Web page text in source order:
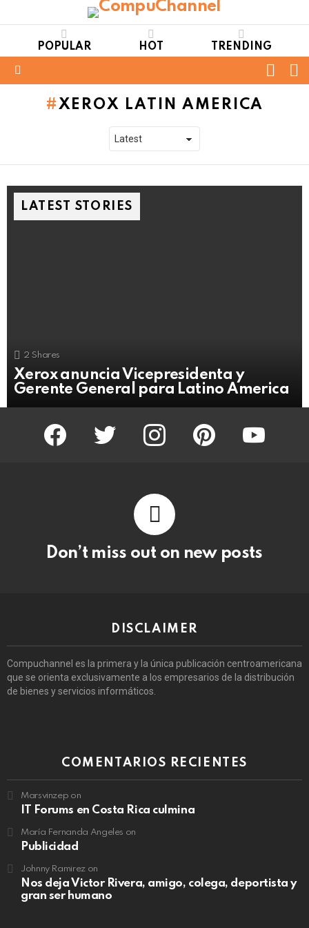
POPULAR HOT TRENDING
XEROX LATIN AMERICA
LATEST STORIES
2 Shares
Xerox anuncia Vicepresidenta y
Gerente General para Latino America
facebook twitter instagram pinterest youtube
Don’t miss out on new posts
DISCLAIMER
Compuchannel es la primera y la única publicación centroamericana
que se orienta exclusivamente a los empresarios de la distribución
de bienes y servicios informáticos.
COMENTARIOS RECIENTES
Marsvinzep on
IT Forums en Costa Rica culmina
María Fernanda Angeles on
Publicidad
Johnny Ramirezon
Nos deja Victor Rivera, amigo, colega, deportista y
gran ser humano